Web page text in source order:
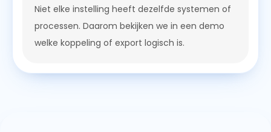
Niet elke instelling heeft dezelfde systemen of
processen. Daarom bekijken we in een demo
welke koppeling of export logisch is.